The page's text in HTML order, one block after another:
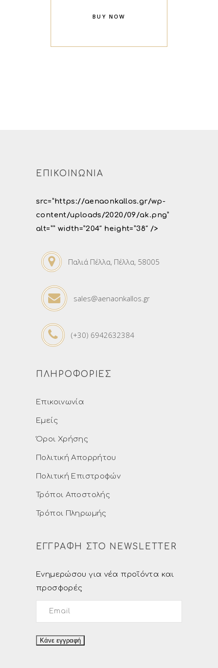
BUY NOW
ΕΠΙΚΟΙΝΩΝΙΑ
src=”https://aenaonkallos.gr/wp-
content/uploads/2020/09/ak.png”
alt=”” width=”204″ height=”38″ />
Παλιά Πέλλα, Πέλλα, 58005
sales@aenaonkallos.gr
(+30) 6942632384
ΠΛΗΡΟΦΟΡΙΕΣ
Επικοινωνία
Εμείς
Όροι Χρήσης
Πολιτική Απορρήτου
Πολιτική Επιστροφών
Τρόποι Αποστολής
Τρόποι Πληρωμής
ΕΓΓΡΑΦΗ ΣΤΟ NEWSLETTER
Ενημερώσου για νέα προϊόντα και
προσφορές